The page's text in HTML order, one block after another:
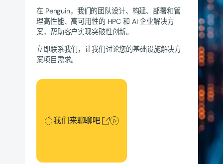
在 Penguin，我们的团队设计、构建、部署和管
理高性能、高可用性的 HPC 和 AI 企业解决方
案，帮助客户实现突破性创新。
立即联系我们，让我们讨论您的基础设施解决方
案项目需求。
我们来聊聊吧
我们来聊聊吧